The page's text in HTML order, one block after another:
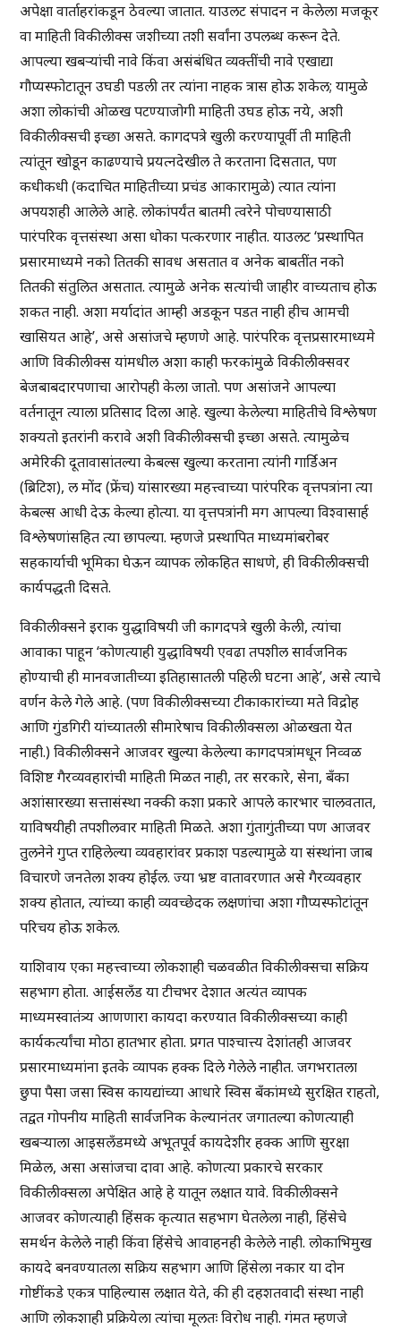
अपेक्षा वार्ताहरांकडून ठेवल्या जातात. याउलट संपादन न केलेला मजकूर
वा माहिती विकीलीक्स जशीच्या तशी सर्वांना उपलब्ध करून देते.
आपल्या खबऱ्यांची नावे किंवा असंबंधित व्यक्तींची नावे एखाद्या
गौप्यस्फोटातून उघडी पडली तर त्यांना नाहक त्रास होऊ शकेल; यामुळे
अशा लोकांची ओळख पटण्याजोगी माहिती उघड होऊ नये, अशी
विकीलीक्सची इच्छा असते. कागदपत्रे खुली करण्यापूर्वी ती माहिती
त्यांतून खोडून काढण्याचे प्रयत्नदेखील ते करताना दिसतात, पण
कधीकधी (कदाचित माहितीच्या प्रचंड आकारामुळे) त्यात त्यांना
अपयशही आलेले आहे. लोकांपर्यंत बातमी त्वरेने पोचण्यासाठी
पारंपरिक वृत्तसंस्था असा धोका पत्करणार नाहीत. याउलट ‘प्रस्थापित
प्रसारमाध्यमे नको तितकी सावध असतात व अनेक बाबतींत नको
तितकी संतुलित असतात. त्यामुळे अनेक सत्यांची जाहीर वाच्यताच होऊ
शकत नाही. अशा मर्यादांत आम्ही अडकून पडत नाही हीच आमची
खासियत आहे’, असे असांजचे म्हणणे आहे. पारंपरिक वृत्तप्रसारमाध्यमे
आणि विकीलीक्स यांमधील अशा काही फरकांमुळे विकीलीक्सवर
बेजबाबदारपणाचा आरोपही केला जातो. पण असांजने आपल्या
वर्तनातून त्याला प्रतिसाद दिला आहे. खुल्या केलेल्या माहितीचे विश्लेषण
शक्यतो इतरांनी करावे अशी विकीलीक्सची इच्छा असते. त्यामुळेच
अमेरिकी दूतावासांतल्या केबल्स खुल्या करताना त्यांनी गार्डिअन
(ब्रिटिश), ल मोंद (फ्रेंच) यांसारख्या महत्त्वाच्या पारंपरिक वृत्तपत्रांना त्या
केबल्स आधी देऊ केल्या होत्या. या वृत्तपत्रांनी मग आपल्या विश्वासार्ह
विश्लेषणांसहित त्या छापल्या. म्हणजे प्रस्थापित माध्यमांबरोबर
सहकार्याची भूमिका घेऊन व्यापक लोकहित साधणे, ही विकीलीक्सची
कार्यपद्धती दिसते.
विकीलीक्सने इराक युद्धाविषयी जी कागदपत्रे खुली केली, त्यांचा
आवाका पाहून ‘कोणत्याही युद्धाविषयी एवढा तपशील सार्वजनिक
होण्याची ही मानवजातीच्या इतिहासातली पहिली घटना आहे’, असे त्याचे
वर्णन केले गेले आहे. (पण विकीलीक्सच्या टीकाकारांच्या मते विद्रोह
आणि गुंडगिरी यांच्यातली सीमारेषाच विकीलीक्सला ओळखता येत
नाही.) विकीलीक्सने आजवर खुल्या केलेल्या कागदपत्रांमधून निव्वळ
विशिष्ट गैरव्यवहारांची माहिती मिळत नाही, तर सरकारे, सेना, बँका
अशांसारख्या सत्तासंस्था नक्की कशा प्रकारे आपले कारभार चालवतात,
याविषयीही तपशीलवार माहिती मिळते. अशा गुंतागुंतीच्या पण आजवर
तुलनेने गुप्त राहिलेल्या व्यवहारांवर प्रकाश पडल्यामुळे या संस्थांना जाब
विचारणे जनतेला शक्य होईल. ज्या भ्रष्ट वातावरणात असे गैरव्यवहार
शक्य होतात, त्यांच्या काही व्यवच्छेदक लक्षणांचा अशा गौप्यस्फोटांतून
परिचय होऊ शकेल.
याशिवाय एका महत्त्वाच्या लोकशाही चळवळीत विकीलीक्सचा सक्रिय
सहभाग होता. आईसलँड या टीचभर देशात अत्यंत व्यापक
माध्यमस्वातंत्र्य आणणारा कायदा करण्यात विकीलीक्सच्या काही
कार्यकर्त्यांचा मोठा हातभार होता. प्रगत पाश्चात्त्य देशांतही आजवर
प्रसारमाध्यमांना इतके व्यापक हक्क दिले गेलेले नाहीत. जगभरातला
छुपा पैसा जसा स्विस कायद्यांच्या आधारे स्विस बँकांमध्ये सुरक्षित राहतो,
तद्वत गोपनीय माहिती सार्वजनिक केल्यानंतर जगातल्या कोणत्याही
खबऱ्याला आइसलँडमध्ये अभूतपूर्व कायदेशीर हक्क आणि सुरक्षा
मिळेल, असा असांजचा दावा आहे. कोणत्या प्रकारचे सरकार
विकीलीक्सला अपेक्षित आहे हे यातून लक्षात यावे. विकीलीक्सने
आजवर कोणत्याही हिंसक कृत्यात सहभाग घेतलेला नाही, हिंसेचे
समर्थन केलेले नाही किंवा हिंसेचे आवाहनही केलेले नाही. लोकाभिमुख
कायदे बनवण्यातला सक्रिय सहभाग आणि हिंसेला नकार या दोन
गोष्टींकडे एकत्र पाहिल्यास लक्षात येते, की ही दहशतवादी संस्था नाही
आणि लोकशाही प्रक्रियेला त्यांचा मूलतः विरोध नाही. गंमत म्हणजे